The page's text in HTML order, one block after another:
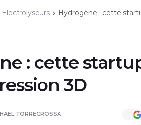
Electrolyseurs Hydrogène : cette
: cette
3D
TORREGROSSA